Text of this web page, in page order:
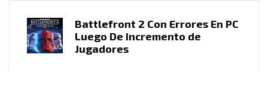
Battlefront 2 Con Errores En PC
Luego De Incremento de
Jugadores